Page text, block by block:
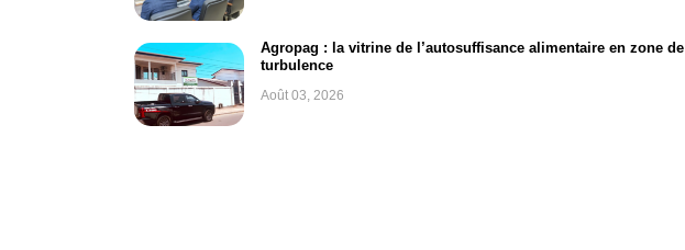
Agropag : la vitrine de l’autosuffisance alimentaire en zone de
turbulence
Août 03, 2026